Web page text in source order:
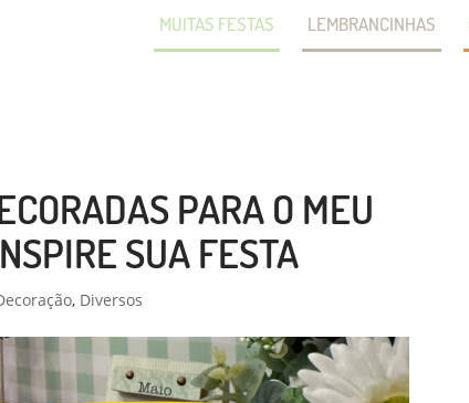
MUITAS FESTAS LEMBRANCINHAS
PARA O MEU
SUA FESTA
, Diversos